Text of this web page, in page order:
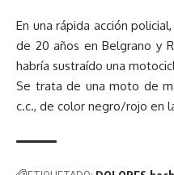
En una rápida acción
de 20 años en Belgrano y
habría sustraído una
Se trata de una moto de
c.c., de color negro/rojo en